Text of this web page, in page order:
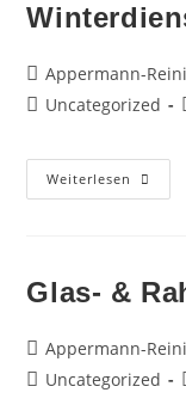
Beitrags-
Autor:
Appermann-
Beitrags-
Uncategorized
Weiterlesen
Glas- &
Beitrags-
Autor:
Appermann-
Beitrags-
Uncategorized